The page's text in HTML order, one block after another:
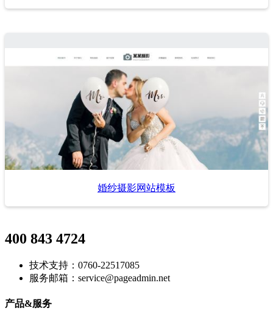
婚纱摄影网站模板
400 843 4724
技术支持：0760-22517085
服务邮箱：service@pageadmin.net
产品&服务